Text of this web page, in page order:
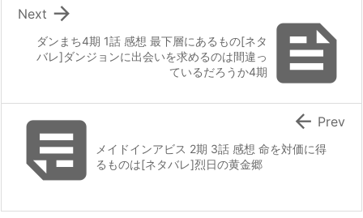

ダンまち4期 1話 感想 最下層にあるもの[ネタ
バレ]ダンジョンに出会いを求めるのは間違っ
ているだろうか4期

Next
メイドインアビス 2期 3話 感想 命を対価に得
るものは[ネタバレ]烈日の黄金郷
 Prev